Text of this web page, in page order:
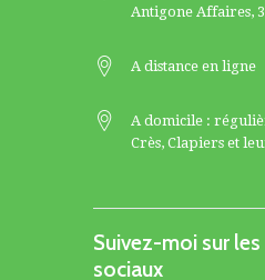
Antigone Affaires,
A distance en ligne
A domicile :
Crès, Clapierset
Suivez-moi sur les
sociaux